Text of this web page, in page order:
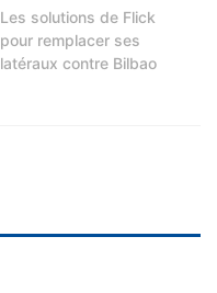
Les solutions de Flick
pour remplacer ses
latéraux contre Bilbao